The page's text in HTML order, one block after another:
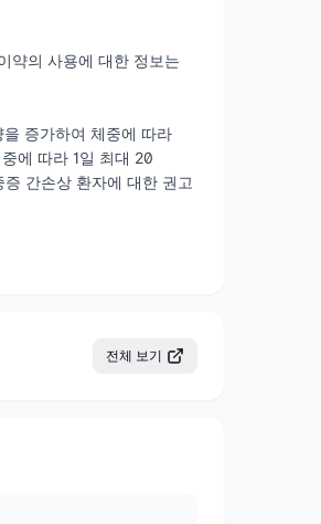
약의 사용에 대한 정보는
증가하여 체중에 따라
에 따라 1일 최대 20
간손상 환자에 대한 권고
전체 보기